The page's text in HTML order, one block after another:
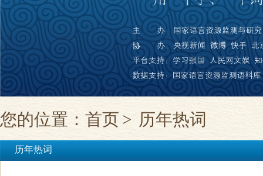
您的位置： 首页 > 历年热词
历年热词